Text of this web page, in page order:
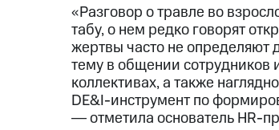
«Разговор о травле во
табу, о нем редко говорят
жертвы часто не определяют
тему в общении сотрудников
коллективах, а также
DE&I-инструмент по
― отметила основатель HR-